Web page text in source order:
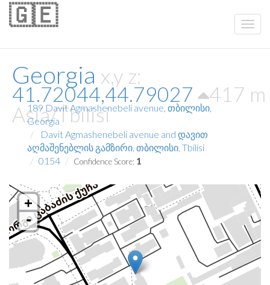
Georgia x,y z:
41.72044,44.79027
417 m
Asia/Tbilisi
🇬🇪
189 Davit Agmashenebeli avenue, თბილისი,
Georgia
Davit Agmashenebeli avenue and დავით
აღმაშენებლის გამზირი, თბილისი, Tbilisi
0154
Confidence Score: 1
+
-